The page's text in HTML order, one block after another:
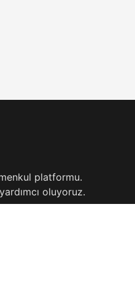
platformu.
oluyoruz.